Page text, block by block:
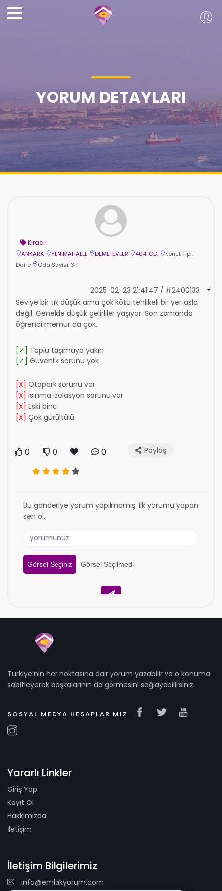
YORUM DETAYLARI
Kiracı
ANKARA YENİMAHALLE DEMETEVLER 404. CD.
Konut Tipi:
Daire
Oda Sayısı: 3+1
2025-02-23 21:41:47 / #2400133
Seviye bir tık düşük ama çok kötü tehlikeli bir yer asla
değil. Genelde düşük gelirliler yaşıyor. Son zamanda
öğrenci memur da çok.
[✓] Toplu taşımaya yakın
[✓] Güvenlik sorunu yok
[X] Otopark sorunu var
[X] Isınma izolasyon sorunu var
[X] Eski bina
[X] Çok gürültülü
0 0 0 Paylaş
Bu gönderiye yorum yapılmamış. İlk yorumu yapan
sen ol.
Görsel Seçiniz Görsel Seçilmedi
Türkiye’nin her noktasına dair yorum yazabilir ve o konuma
sabitleyerek başkalarının da görmesini sağlayabilirsiniz.
SOSYAL MEDYA HESAPLARIMIZ
Yararlı Linkler
Giriş Yap
Kayıt Ol
Hakkımızda
İletişim
İletişim Bilgilerimiz
info@emlakyorum.com